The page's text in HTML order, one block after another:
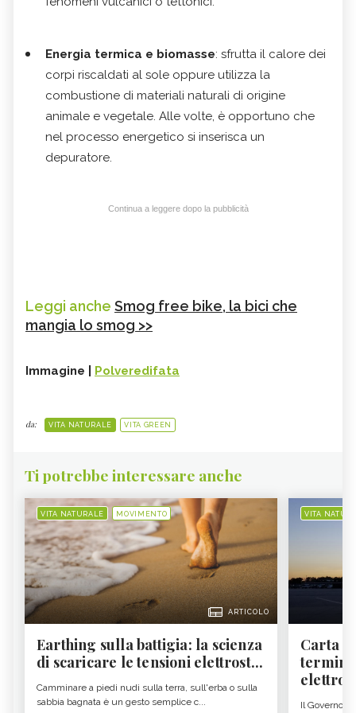
Energia termica e biomasse: sfrutta il calore dei
corpi riscaldati al sole oppure utilizza la
combustione di materiali naturali di origine
animale e vegetale. Alle volte, è opportuno che
nel processo energetico si inserisca un
depuratore.
Continua a leggere dopo la pubblicità
Leggi anche Smog free bike, la bici che
mangia lo smog >>
Immagine | Polveredifata
da: VITA NATURALE VITA GREEN
Ti potrebbe interessare anche
VITA NATURALE MOVIMENTO
ARTICOLO
Earthing sulla battigia: la scienza
di scaricare le tensioni elettrost...
Camminare a piedi nudi sulla terra, sull'erba o sulla
sabbia bagnata è un gesto semplice c...
VITA
Carta
Il Governo